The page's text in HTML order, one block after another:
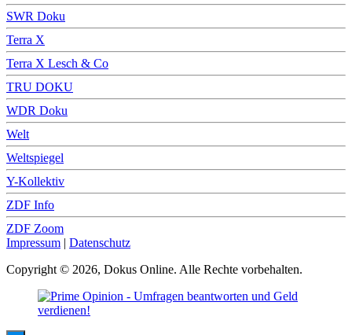
SWR Doku
Terra X
Terra X Lesch & Co
TRU DOKU
WDR Doku
Welt
Weltspiegel
Y-Kollektiv
ZDF Info
ZDF Zoom
Impressum | Datenschutz
Copyright © 2026, Dokus Online. Alle Rechte vorbehalten.